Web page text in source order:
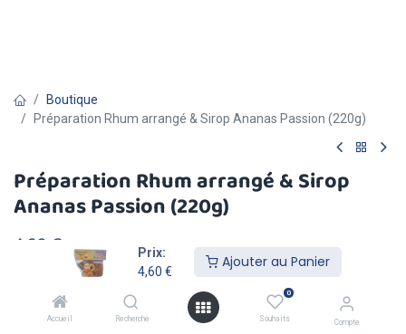
Prix:
4,60 €
Ajouter au Panier
Accueil Recherche
0
Souhaits Compte
Boutique
Préparation Rhum arrangé & Sirop Ananas Passion (220g)
Préparation Rhum arrangé & Sirop
Ananas Passion (220g)
4,60 € TVA comprise